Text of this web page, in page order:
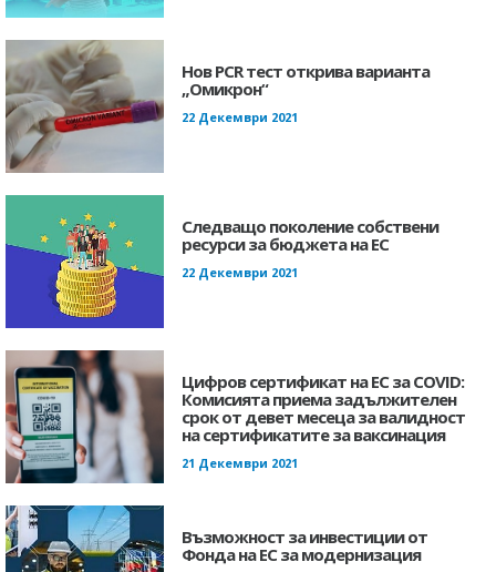
Нов PCR тест открива варианта
„Омикрон“
22 Декември 2021
Следващо поколение собствени
ресурси за бюджета на ЕС
22 Декември 2021
Цифров сертификат на ЕС за COVID:
Комисията приема задължителен
срок от девет месеца за валидност
на сертификатите за ваксинация
21 Декември 2021
Възможност за инвестиции от
Фонда на ЕС за модернизация